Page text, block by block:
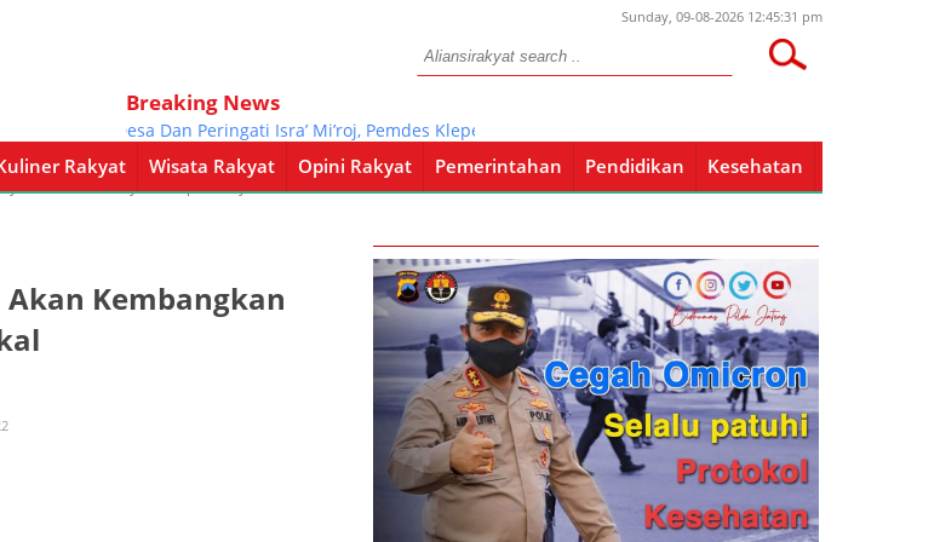
Sunday, 09-08-2026 12:45:31 pm
Breaking News
Bersih Desa Dan Peringati Isra’ Mi’roj, Pemdes Klepek Gelar Sholawat Akbar
Rakyat Wisata Rakyat Opini Rakyat Pemerintahan Pendidikan Kesehatan
Wisata Rakyat Opini Rakyat Pemerintahan Pendidikan Kesehatan
Akan Kembangkan